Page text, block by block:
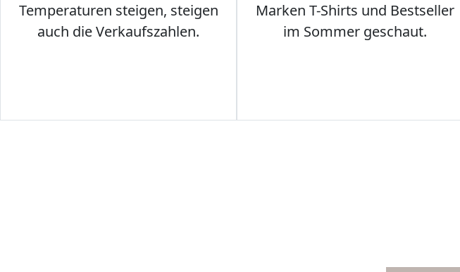
Temperaturen steigen, steigen
auch die Verkaufszahlen.
Marken T-Shirts und Bestseller
im Sommer geschaut.